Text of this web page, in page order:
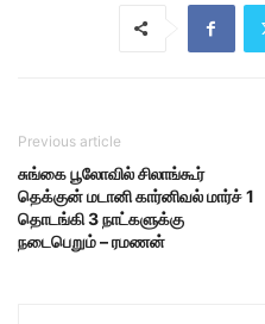
Previous article
சுங்கை பூலோவில் சிலாங்கூர்
தெக்குன் மடானி கார்னிவல் மார்ச் 1
தொடங்கி 3 நாட்களுக்கு
நடைபெறும் – ரமணன்